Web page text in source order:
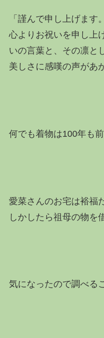
「謹んで申し上げます
心よりお祝いを申し上
いの言葉と、その凛と
美しさに感嘆の声があ
何でも着物は100年も
愛菜さんのお宅は裕福
しかしたら祖母の物を
気になったので調べる